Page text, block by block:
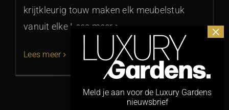
krijtkleurig touw maken elk meubelstuk
vanuit elke Lees meer >
Lees meer
Meld je aan voor de Luxury Gardens
nieuwsbrief